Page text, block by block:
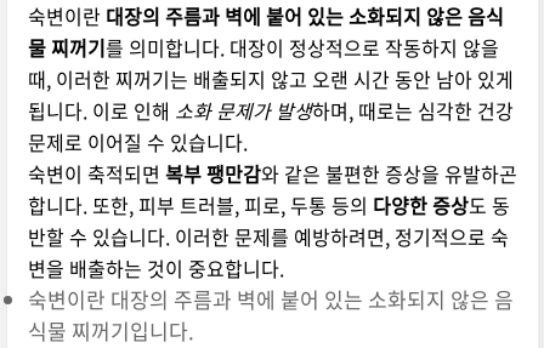
숙변이란 대장의 주름과 벽에 붙어 있는 소화되지 않은 음식
물 찌꺼기를 의미합니다. 대장이 정상적으로 작동하지 않을
때, 이러한 찌꺼기는 배출되지 않고 오랜 시간 동안 남아 있게
됩니다. 이로 인해 소화 문제가 발생하며, 때로는 심각한 건강
문제로 이어질 수 있습니다.
숙변이 축적되면 복부 팽만감와 같은 불편한 증상을 유발하곤
합니다. 또한, 피부 트러블, 피로, 두통 등의 다양한 증상도 동
반할 수 있습니다. 이러한 문제를 예방하려면, 정기적으로 숙
변을 배출하는 것이 중요합니다.
숙변이란 대장의 주름과 벽에 붙어 있는 소화되지 않은 음
식물 찌꺼기입니다.